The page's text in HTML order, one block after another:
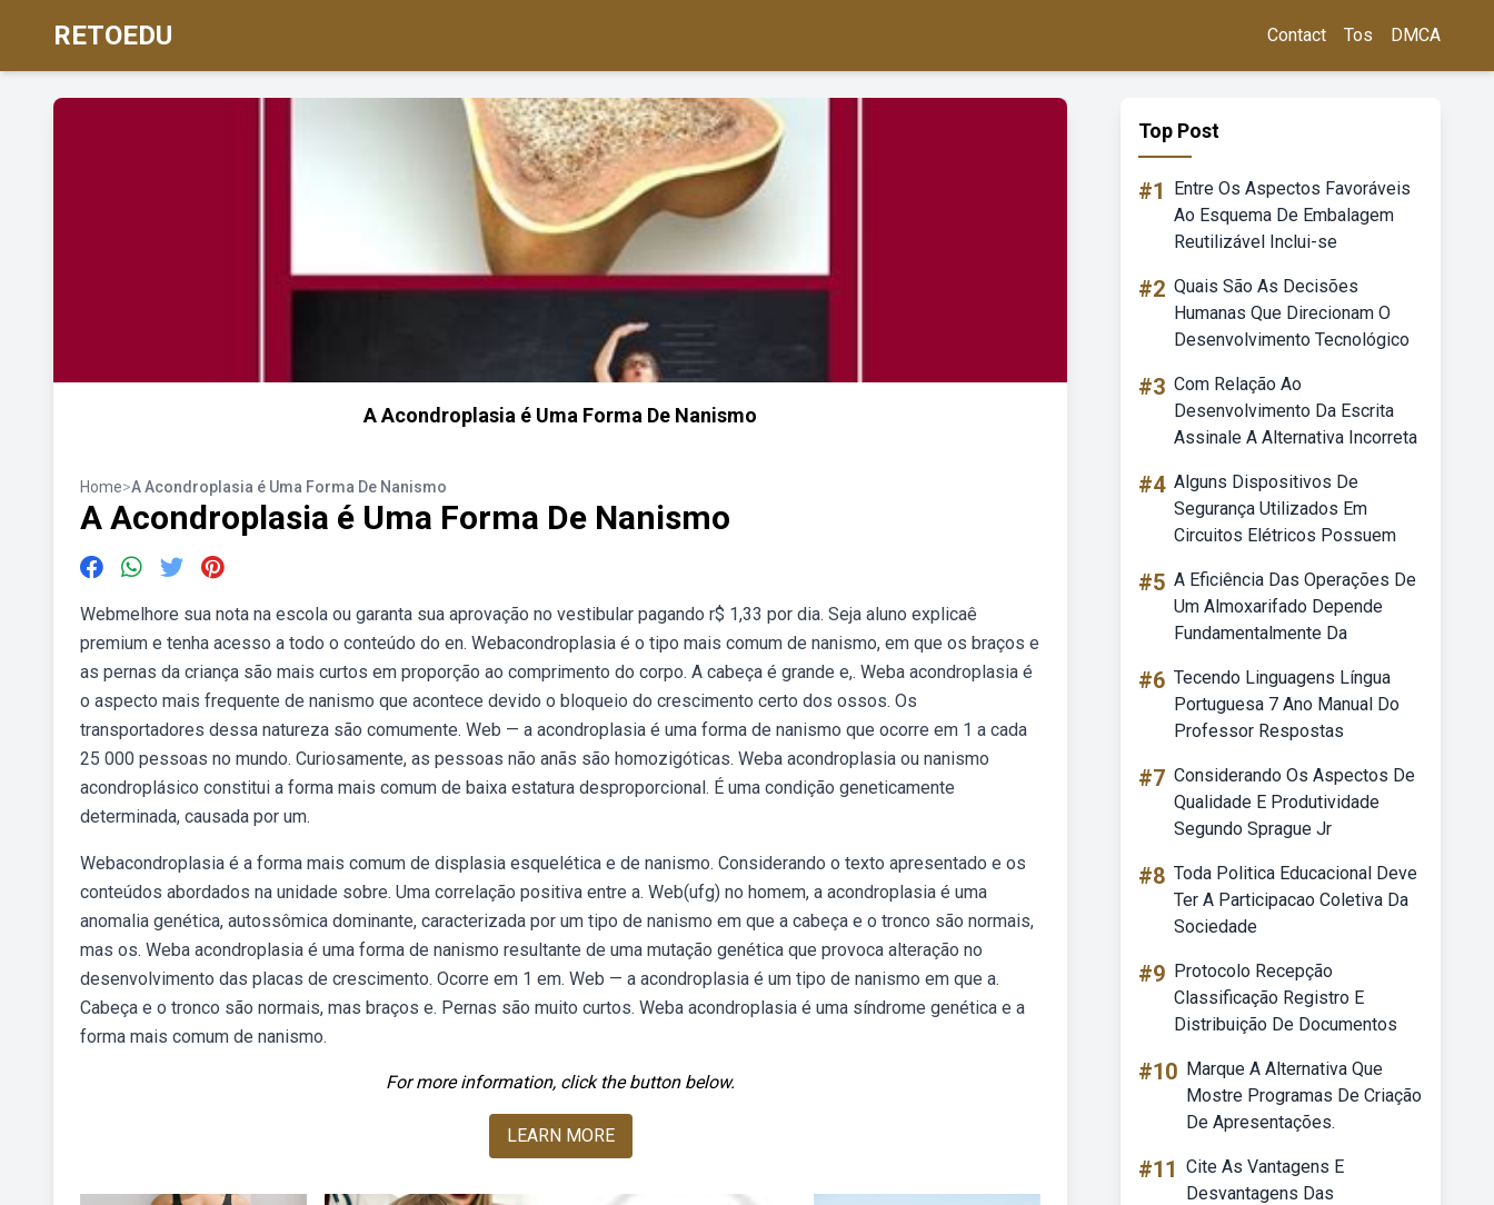
RETOEDU Contact Tos DMCA
A Acondroplasia é Uma Forma De Nanismo
Home>A Acondroplasia é Uma Forma De Nanismo
A Acondroplasia é Uma Forma De Nanismo
Webmelhore sua nota na escola ou garanta sua aprovação no vestibular pagando r$ 1,33 por dia. Seja aluno explicaê
premium e tenha acesso a todo o conteúdo do en. Webacondroplasia é o tipo mais comum de nanismo, em que os braços e
as pernas da criança são mais curtos em proporção ao comprimento do corpo. A cabeça é grande e,. Weba acondroplasia é
o aspecto mais frequente de nanismo que acontece devido o bloqueio do crescimento certo dos ossos. Os
transportadores dessa natureza são comumente. Web — a acondroplasia é uma forma de nanismo que ocorre em 1 a cada
25 000 pessoas no mundo. Curiosamente, as pessoas não anãs são homozigóticas. Weba acondroplasia ou nanismo
acondroplásico constitui a forma mais comum de baixa estatura desproporcional. É uma condição geneticamente
determinada, causada por um.
Webacondroplasia é a forma mais comum de displasia esquelética e de nanismo. Considerando o texto apresentado e os
conteúdos abordados na unidade sobre. Uma correlação positiva entre a. Web(ufg) no homem, a acondroplasia é uma
anomalia genética, autossômica dominante, caracterizada por um tipo de nanismo em que a cabeça e o tronco são normais,
mas os. Weba acondroplasia é uma forma de nanismo resultante de uma mutação genética que provoca alteração no
desenvolvimento das placas de crescimento. Ocorre em 1 em. Web — a acondroplasia é um tipo de nanismo em que a.
Cabeça e o tronco são normais, mas braços e. Pernas são muito curtos. Weba acondroplasia é uma síndrome genética e a
forma mais comum de nanismo.
For more information, click the button below.
LEARN MORE
Top Post
#1
Entre Os Aspectos Favoráveis
Ao Esquema De Embalagem
Reutilizável Inclui-se
#2 Quais São As Decisões
Humanas Que Direcionam O
Desenvolvimento Tecnológico
#3 Com Relação Ao
Desenvolvimento Da Escrita
Assinale A Alternativa Incorreta
#4 Alguns Dispositivos De
Segurança Utilizados Em
Circuitos Elétricos Possuem
#5 A Eficiência Das Operações De
Um Almoxarifado Depende
Fundamentalmente Da
#6 Tecendo Linguagens Língua
Portuguesa 7 Ano Manual Do
Professor Respostas
#7 Considerando Os Aspectos De
Qualidade E Produtividade
Segundo Sprague Jr
#8 Toda Politica Educacional Deve
Ter A Participacao Coletiva Da
Sociedade
#9 Protocolo Recepção
Classificação Registro E
Distribuição De Documentos
#10 Marque A Alternativa Que
Mostre Programas De Criação
De Apresentações.
#11 Cite As Vantagens E
Desvantagens Das